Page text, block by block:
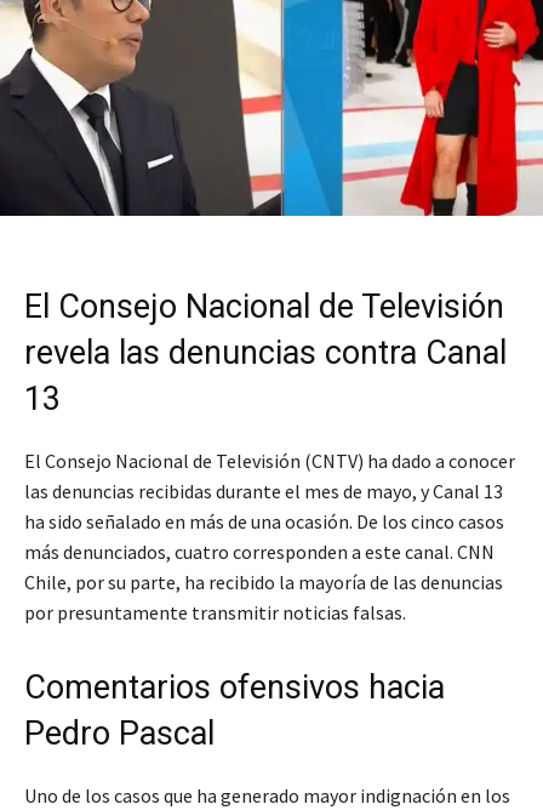
El Consejo Nacional de Televisión
revela las denuncias contra Canal
13
El Consejo Nacional de Televisión (CNTV) ha dado a conocer
las denuncias recibidas durante el mes de mayo, y Canal 13
ha sido señalado en más de una ocasión. De los cinco casos
más denunciados, cuatro corresponden a este canal. CNN
Chile, por su parte, ha recibido la mayoría de las denuncias
por presuntamente transmitir noticias falsas.
Comentarios ofensivos hacia
Pedro Pascal
Uno de los casos que ha generado mayor indignación en los